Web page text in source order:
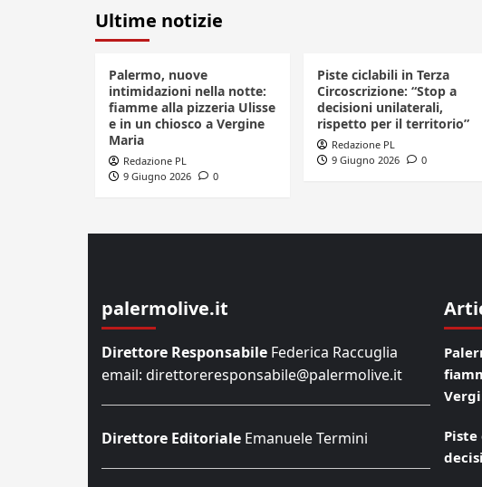
Ultime notizie
Palermo, nuove
intimidazioni nella notte:
fiamme alla pizzeria Ulisse
e in un chiosco a Vergine
Maria
Redazione PL
9 Giugno 2026
0
Piste ciclabili in Terza
Circoscrizione: “Stop a
decisioni unilaterali,
rispetto per il territorio”
Redazione PL
9 Giugno 2026
0
palermolive.it
Direttore Responsabile Federica Raccuglia
email: direttoreresponsabile@palermolive.it
Direttore Editoriale Emanuele Termini
Piste